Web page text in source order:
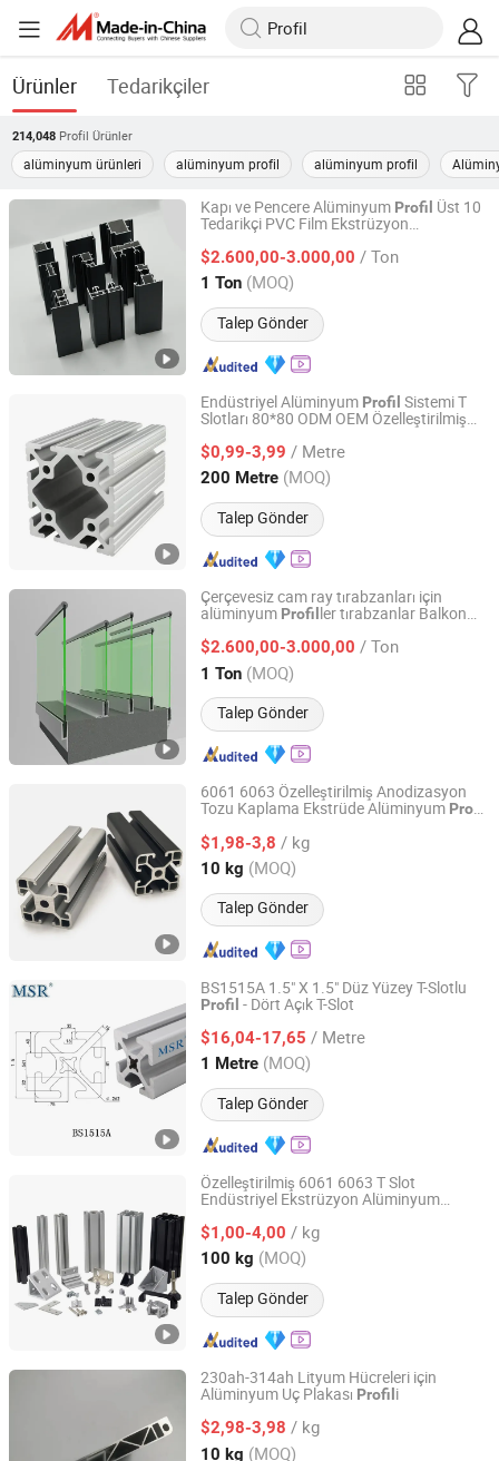
Ürünler Tedarikçiler
214,048 Profil Ürünler
alüminyum ürünleri alüminyum profil alüminyum profil
Kapı ve Pencere Alüminyum Profil Üst 10
Tedarikçi PVC Film Ekstrüzyon
$2.600,00-3.000,00 / Ton
1 Ton (MOQ)
Talep Gönder
Guangdong Hao Mei New Materials Co., Ltd.
Guangdong, China Fiyat 2022
Endüstriyel Alüminyum Profil Sistemi T
Slotları 80*80 ODM OEM Özelleştirilmiş
$0,99-3,99 / Metre
200 Metre (MOQ)
Talep Gönder
Jiangyin Metalplus International Trade Co., Ltd.
Jiangsu, China Fiyat 2022
Çerçevesiz cam ray tırabzanları için
alüminyum Profil ler tırabzanlar Balkon
$2.600,00-3.000,00 / Ton
1 Ton (MOQ)
Talep Gönder
Guangdong Hao Mei New Materials Co., Ltd.
Fiyat 2022
6061 6063 Özelleştirilmiş Anodizasyon
Tozu Kaplama Ekstrüde Alüminyum Profil
$1,98-3,8 / kg
10 kg (MOQ)
Talep Gönder
Suzhou Hengxinyu Aluminum Technology Co., Ltd.
Jiangsu, China Fiyat 2025
BS1515A 1.5" X 1.5" Düz Yüzey T-Slotlu
Profil - Dört Açık T-Slot
$16,04-17,65 / Metre
1 Metre (MOQ)
Talep Gönder
Shaoxing Shangyu Mesier Metal Products Co., Ltd.
Zhejiang, China Fiyat 2019
Özelleştirilmiş 6061 6063 T Slot
Endüstriyel Ekstrüzyon Alüminyum
PVDF Kaplamalı Ekstrüde Alüminyum
Profil ler Aksesuarları
$1,00-4,00 / kg
100 kg (MOQ)
Talep Gönder
Qingdao Kangjian Aluminum Technology Co., Ltd.
Shandong, China Fiyat 2026
230ah-314ah Lityum Hücreleri için
Alüminyum Uç Plakası Profil i
$2,98-3,98 / kg
10 kg (MOQ)
Suzhou Hengxinyu Aluminum Technology Co., Ltd.
Jiangsu, China Fiyat 2025